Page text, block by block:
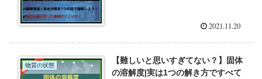
2021.11.20
物質の状態
【難しいと思いすぎてない？】固体
の溶解度|実は1つの解き方ですべて